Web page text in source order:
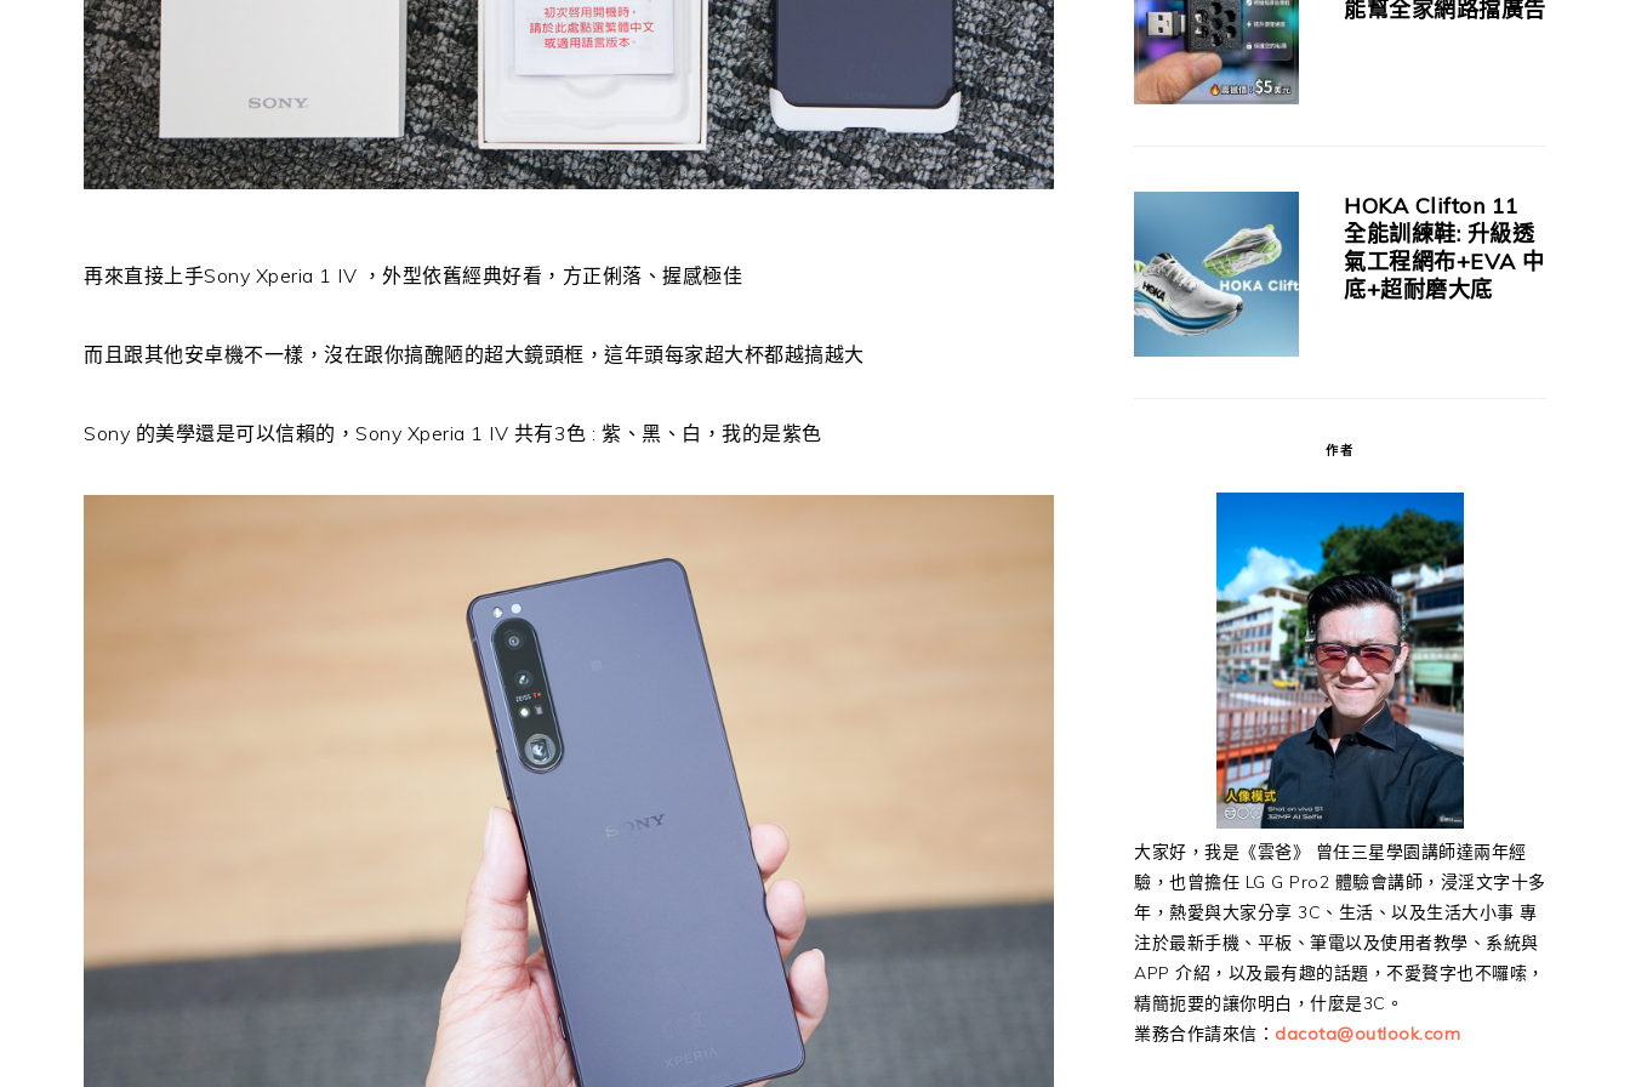
再來直接上手Sony Xperia 1 IV ，外型依舊經典好看，方正俐落、握感極佳
而且跟其他安卓機不一樣，沒在跟你搞醜陋的超大鏡頭框，這年頭每家超大杯都越搞越大
Sony 的美學還是可以信賴的，Sony Xperia 1 IV 共有3色 : 紫、黑、白，我的是紫色
能幫全家網路擋廣告
HOKA Clifton 11
全能訓練鞋: 升級透
氣工程網布+EVA 中
底+超耐磨大底
作者
大家好，我是《雲爸》 曾任三星學園講師達兩年經
驗，也曾擔任 LG G Pro2 體驗會講師，浸淫文字十多
年，熱愛與大家分享 3C、生活、以及生活大小事 專
注於最新手機、平板、筆電以及使用者教學、系統與
APP 介紹，以及最有趣的話題，不愛贅字也不囉嗦，
精簡扼要的讓你明白，什麼是3C。
業務合作請來信： dacota@outlook.com